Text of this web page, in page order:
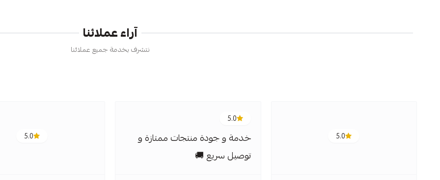
آراء عملائنا
نتشرف بخدمة جميع عملائنا
5.0
5.0
خدمة و جودة منتجات ممتازة و
توصيل سريع 🚚
5.0